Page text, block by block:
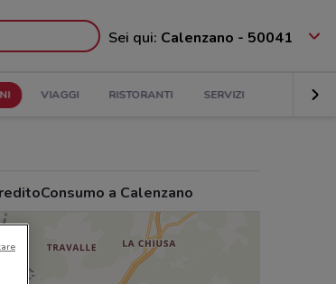
Sei qui: Calenzano - 50041
VIAGGI RISTORANTI SERVIZI
a Calenzano